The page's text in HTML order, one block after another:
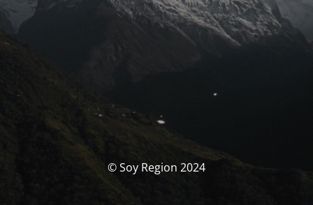
© Soy Region 2024